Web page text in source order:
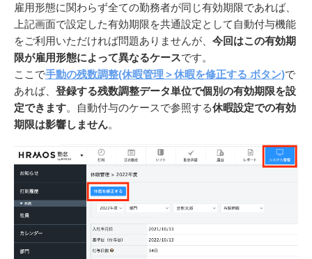
雇用形態に関わらず全ての勤務者が同じ有効期限であれば、
上記画面で設定した有効期限を共通設定として自動付与機能
をご利用いただければ問題ありませんが、 今回はこの有効期
限が雇用形態によって異なるケースです。
ここで手動の残数調整(休暇管理＞休暇を修正する ボタン)で
あれば、 登録する残数調整データ単位で個別の有効期限を設
定できます。自動付与のケースで参照する休暇設定での有効
期限は影響しません。